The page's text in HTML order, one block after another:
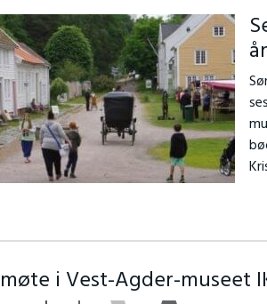
år
i Vest-Agder-museet